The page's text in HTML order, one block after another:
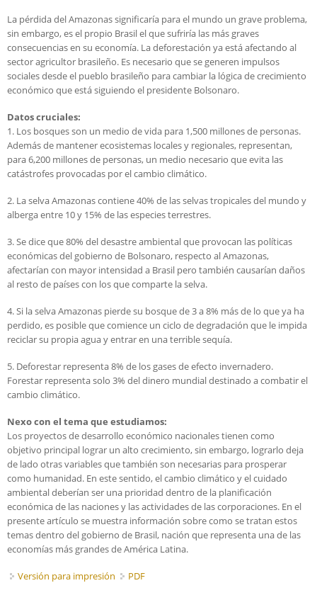
La pérdida del Amazonas significaría para el mundo un grave problema,
sin embargo, es el propio Brasil el que sufriría las más graves
consecuencias en su economía. La deforestación ya está afectando al
sector agricultor brasileño. Es necesario que se generen impulsos
sociales desde el pueblo brasileño para cambiar la lógica de crecimiento
económico que está siguiendo el presidente Bolsonaro.
Datos cruciales:
1. Los bosques son un medio de vida para 1,500 millones de personas.
Además de mantener ecosistemas locales y regionales, representan,
para 6,200 millones de personas, un medio necesario que evita las
catástrofes provocadas por el cambio climático.
2. La selva Amazonas contiene 40% de las selvas tropicales del mundo y
alberga entre 10 y 15% de las especies terrestres.
3. Se dice que 80% del desastre ambiental que provocan las políticas
económicas del gobierno de Bolsonaro, respecto al Amazonas,
afectarían con mayor intensidad a Brasil pero también causarían daños
al resto de países con los que comparte la selva.
4. Si la selva Amazonas pierde su bosque de 3 a 8% más de lo que ya ha
perdido, es posible que comience un ciclo de degradación que le impida
reciclar su propia agua y entrar en una terrible sequía.
5. Deforestar representa 8% de los gases de efecto invernadero.
Forestar representa solo 3% del dinero mundial destinado a combatir el
cambio climático.
Nexo con el tema que estudiamos:
Los proyectos de desarrollo económico nacionales tienen como
objetivo principal lograr un alto crecimiento, sin embargo, lograrlo deja
de lado otras variables que también son necesarias para prosperar
como humanidad. En este sentido, el cambio climático y el cuidado
ambiental deberían ser una prioridad dentro de la planificación
económica de las naciones y las actividades de las corporaciones. En el
presente artículo se muestra información sobre como se tratan estos
temas dentro del gobierno de Brasil, nación que representa una de las
economías más grandes de América Latina.
Versión para impresión PDF